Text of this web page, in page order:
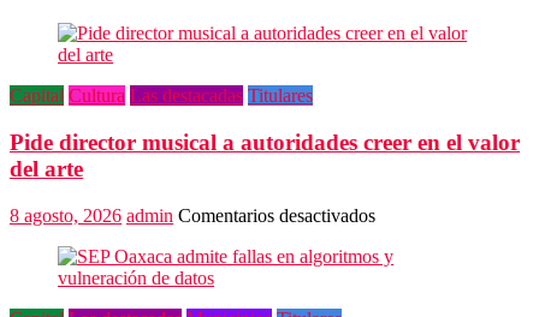
Capital Cultura Las destacadas Titulares
Pide director musical a autoridades creer en el valor
del arte
8 agosto, 2026 admin Comentarios desactivadosen
director